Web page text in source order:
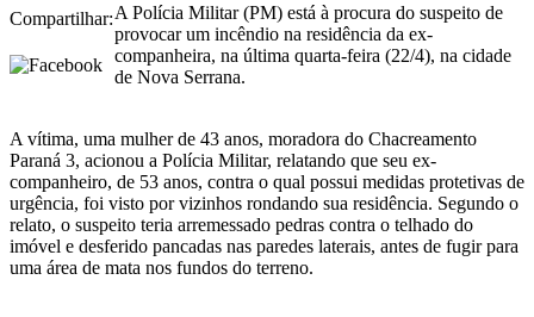
Compartilhar:A Polícia Militar (PM) está à procura do suspeito de
provocar um incêndio na residência da ex-
companheira, na última quarta-feira (22/4), na cidade
de Nova Serrana.
A vítima, uma mulher de 43 anos, moradora do Chacreamento
Paraná 3, acionou a Polícia Militar, relatando que seu ex-
companheiro, de 53 anos, contra o qual possui medidas protetivas de
urgência, foi visto por vizinhos rondando sua residência. Segundo o
relato, o suspeito teria arremessado pedras contra o telhado do
imóvel e desferido pancadas nas paredes laterais, antes de fugir para
uma área de mata nos fundos do terreno.